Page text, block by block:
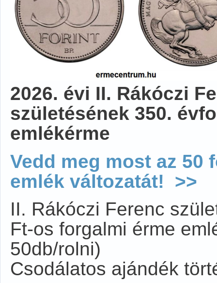
2026. évi II. Rákóczi
születésének 350.
emlékérme
Vedd meg most az 50
emlék változatát! >>
II. Rákóczi Ferenc
Ft-os forgalmi érme
50db/rolni)
Csodálatos ajándék